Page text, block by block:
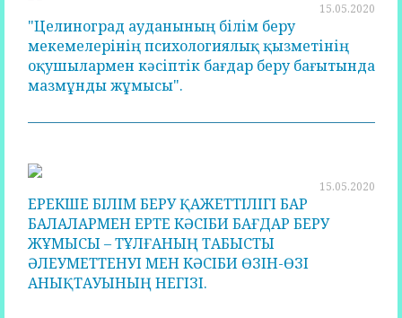
15.05.2020
"Целиноград ауданының білім беру
мекемелерінің психологиялық қызметінің
оқушылармен кәсіптік бағдар беру бағытында
мазмұнды жұмысы".
15.05.2020
ЕРЕКШЕ БІЛІМ БЕРУ ҚАЖЕТТІЛІГІ БАР
БАЛАЛАРМЕН ЕРТЕ КӘСІБИ БАҒДАР БЕРУ
ЖҰМЫСЫ – ТҰЛҒАНЫҢ ТАБЫСТЫ
ӘЛЕУМЕТТЕНУІ МЕН КӘСІБИ ӨЗІН-ӨЗІ
АНЫҚТАУЫНЫҢ НЕГІЗІ.